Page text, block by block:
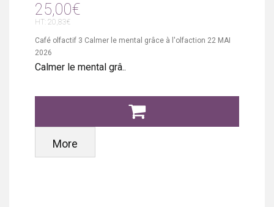
25,00€
HT: 20,83€
Café olfactif 3 Calmer le mental grâce à l'olfaction 22 MAI
2026
Calmer le mental grâ..
More